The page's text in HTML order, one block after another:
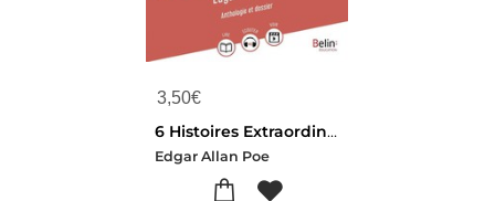
3,50€
6 Histoires Extraordinaires
Edgar Allan Poe